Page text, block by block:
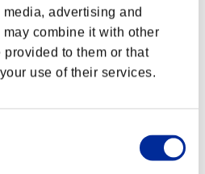
advertising and
combine it with other
provided to them or that
use of their services.